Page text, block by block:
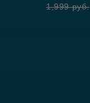
of
1,999руб.